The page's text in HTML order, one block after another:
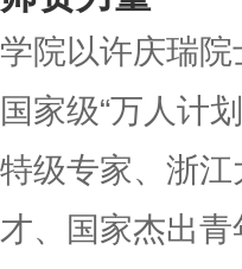
学院以许庆瑞
国家级“万人计
特级专家、浙
才、国家杰出